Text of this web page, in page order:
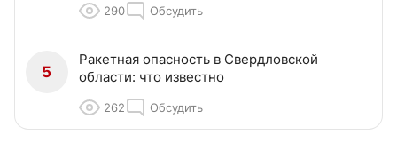
290 Обсудить
5
Ракетная опасность в Свердловской
области: что известно
262 Обсудить